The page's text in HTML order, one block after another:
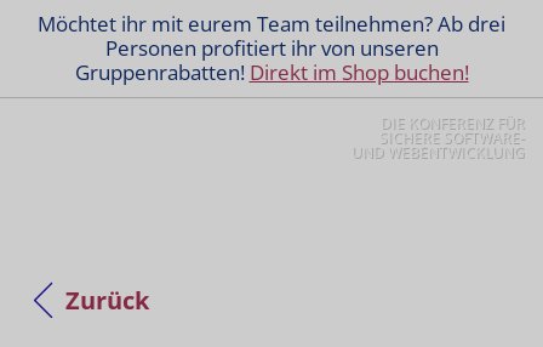
Möchtet ihr mit eurem Team teilnehmen? Ab drei
Personen profitiert ihr von unseren
Gruppenrabatten! Direkt im Shop buchen!
DIE KONFERENZ FÜR
SICHERE SOFTWARE-
UND WEBENTWICKLUNG
Zurück